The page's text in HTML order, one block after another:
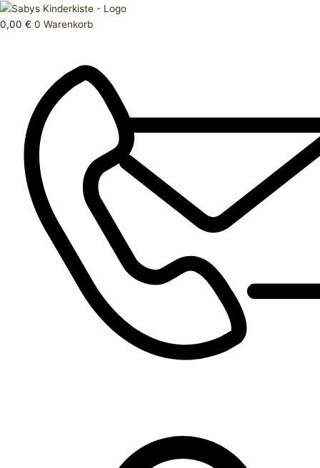
Zum
Inhalt
0,00 € 0 Warenkorb
Products
search
Tier
Dino